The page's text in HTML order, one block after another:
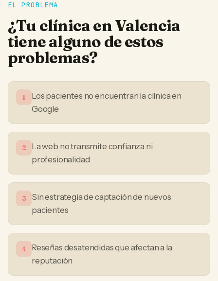
EL PROBLEMA
¿Tu clínicaenValencia
tiene alguno de estos
problemas?
1
Los pacientes no encuentran la clínica en
Google
2
La web no transmite confianza ni
profesionalidad
3
Sin estrategia de captación de nuevos
pacientes
4
Reseñas desatendidas que afectan a la
reputación